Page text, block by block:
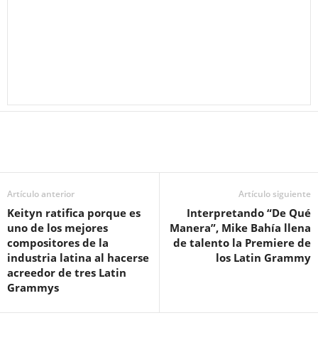
Artículo anterior
Keityn ratifica porque es
uno de los mejores
compositores de la
industria latina al hacerse
acreedor de tres Latin
Grammys
Artículo siguiente
Interpretando “De Qué
Manera”, Mike Bahía llena
de talento la Premiere de
los Latin Grammy